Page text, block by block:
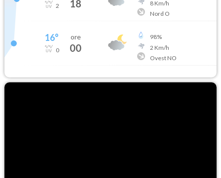
2 18
8Km/h
Nord O
16°
0
ore
00
98%
2 Km/h
Ovest NO